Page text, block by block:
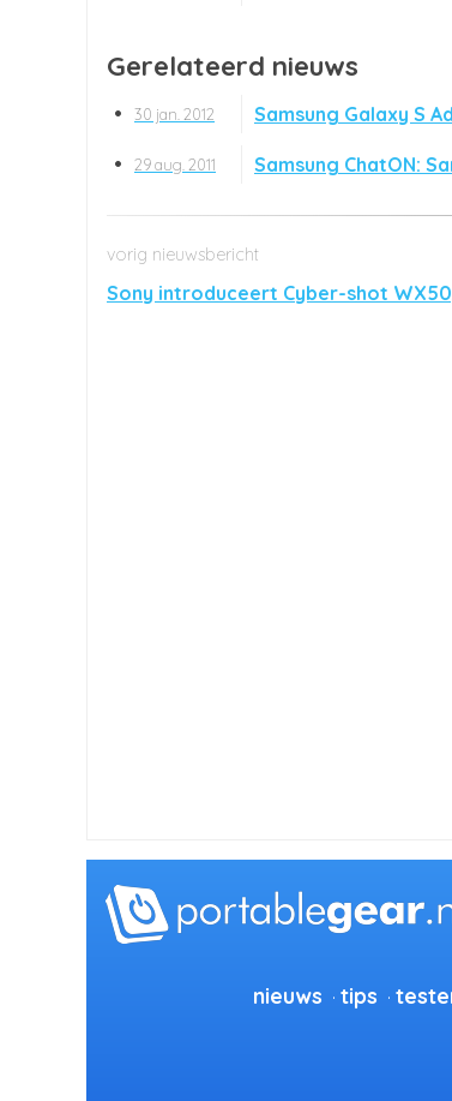
Gerelateerd nieuws
30 jan. 2012 Samsung Galaxy S
29 aug. 2011 Samsung ChatON:
nieuws tips